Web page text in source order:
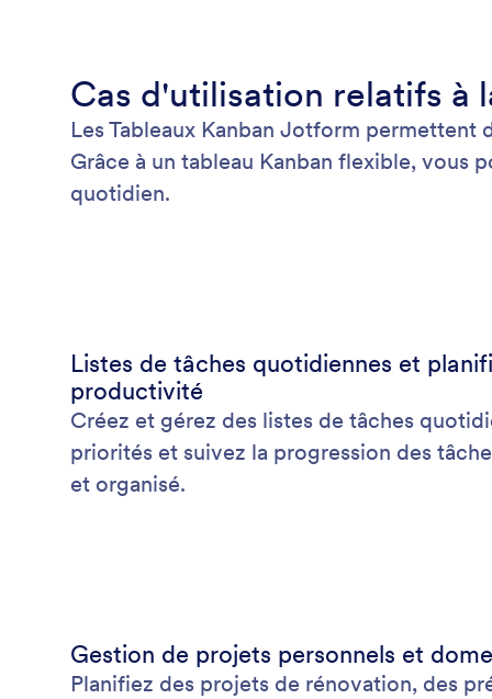
Cas d'utilisation relatifs à
Les Tableaux Kanban Jotform
Grâce à un tableau Kanban flexible, vous
quotidien.
Listes de tâches quotidiennes et
productivité
Créez et gérez des listes de tâches
priorités et suivez la progression des
et organisé.
Gestion de projets personnels et
Planifiez des projets de rénovation, des